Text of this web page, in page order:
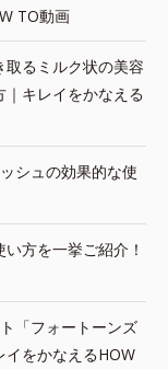
TO動画
取るミルク状の美容
キレイをかなえる
シュの効果的な使
方を一挙ご紹介！
「フォートーンズ
イをかなえるHOW